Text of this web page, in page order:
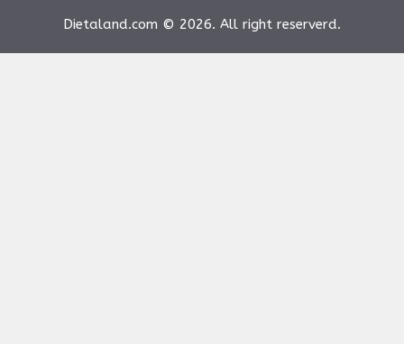
Dietaland.com © 2026. All right reserverd.